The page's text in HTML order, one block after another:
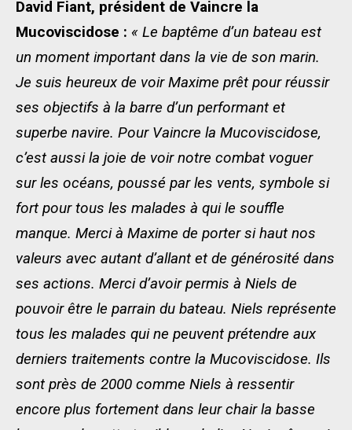
David Fiant, président de Vaincre la
Mucoviscidose : « Le baptême d’un bateau est
un moment important dans la vie de son marin.
Je suis heureux de voir Maxime prêt pour réussir
ses objectifs à la barre d’un performant et
superbe navire. Pour Vaincre la Mucoviscidose,
c’est aussi la joie de voir notre combat voguer
sur les océans, poussé par les vents, symbole si
fort pour tous les malades à qui le souffle
manque. Merci à Maxime de porter si haut nos
valeurs avec autant d’allant et de générosité dans
ses actions. Merci d’avoir permis à Niels de
pouvoir être le parrain du bateau. Niels représente
tous les malades qui ne peuvent prétendre aux
derniers traitements contre la Mucoviscidose. Ils
sont près de 2000 comme Niels à ressentir
encore plus fortement dans leur chair la basse